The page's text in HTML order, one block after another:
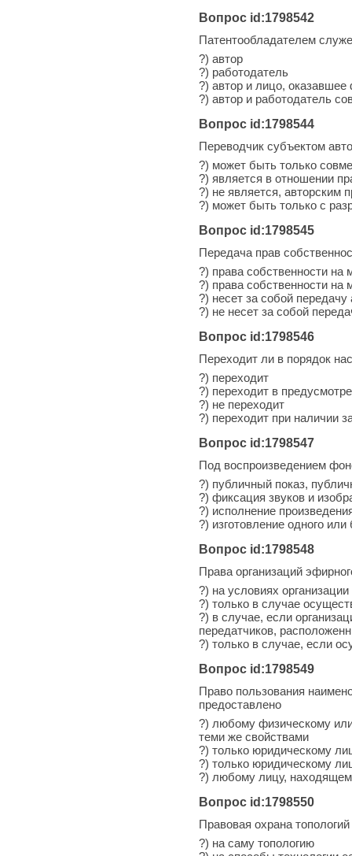
Вопрос id:1798542
Патентообладателем
?) автор
?) работодатель
?) автор и лицо,
?) автор и работодатель
Вопрос id:1798544
Переводчик субъектом
?) может быть только
?) является в отношении
?) не является, авторским
?) может быть только с
Вопрос id:1798545
Передача прав
?) права собственности на
?) права собственности на
?) несет за собой передачу
?) не несет за собой
Вопрос id:1798546
Переходит ли в порядок
?) переходит
?) переходит в
?) не переходит
?) переходит при наличии
Вопрос id:1798547
Под воспроизведением
?) публичный показ,
?) фиксация звуков и
?) исполнение
?) изготовление одного
Вопрос id:1798548
Права организаций
?) на условиях организации
?) только в случае
?) в случае, если
передатчиков,
?) только в случае, если
Вопрос id:1798549
Право пользования
предоставлено
?) любому физическому
теми же свойствами
?) только юридическому
?) только юридическому
?) любому лицу,
Вопрос id:1798550
Правовая охрана
?) на саму топологию